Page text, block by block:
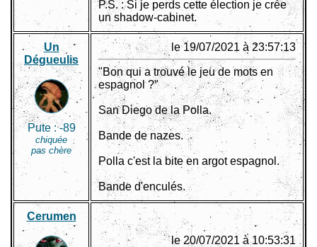
P.S. : Si je perds cette élection je crée
un shadow-cabinet.
Un
Dégueulis
Pute :-89
chiquée
pas chère
le 19/07/2021 à 23:57:13
"Bon qui a trouvé le jeu de mots en
espagnol ?"
San Diego de la Polla.
Bande de nazes.
Polla c'est la bite en argot espagnol.
Bande d'enculés.
Cerumen
le 20/07/2021 à 10:53:31